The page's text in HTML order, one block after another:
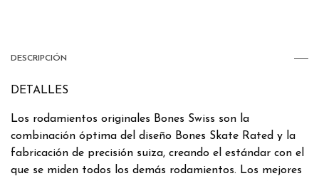
DESCRIPCIÓN
DETALLES
Los rodamientos originales Bones Swiss son la
combinación óptima del diseño Bones Skate Rated y la
fabricación de precisión suiza, creando el estándar con el
que se miden todos los demás rodamientos. Los mejores